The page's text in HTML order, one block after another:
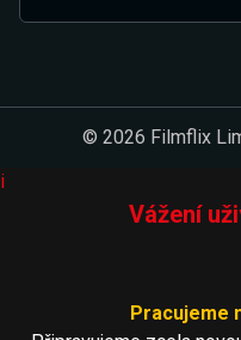
© 2026 Filmflix
i
Vážení
Pracujeme